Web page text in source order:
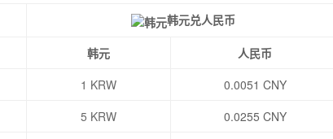
韩元兑人民币
韩元
人民币
1 KRW
0.0051 CNY
5 KRW
0.0255 CNY